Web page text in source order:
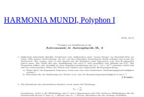
HARMONIA MUNDI, Polyphon I